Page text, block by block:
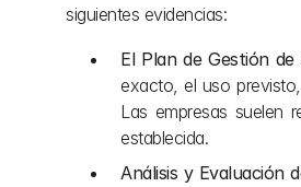
siguientes evidencias:
El Plan de Gestión de
exacto, el uso
Las empresas suelen
establecida.
Análisis y Evaluación